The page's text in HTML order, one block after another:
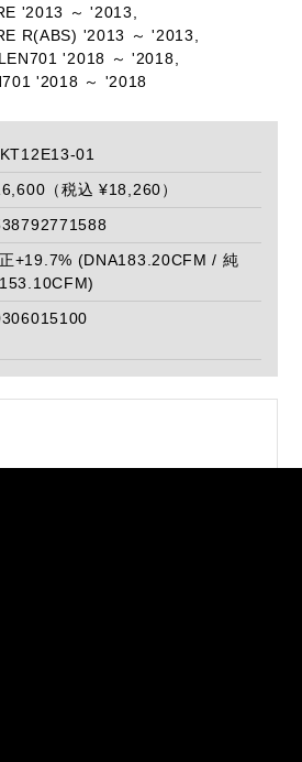
'2013 ～ '2013,
R(ABS) '2013 ～ '2013,
'2018 ～ '2018,
'2018 ～ '2018
01
（税込 ¥18,260）
+19.7% (DNA183.20CFM / 純